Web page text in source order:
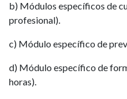
b) Módulos específicos de
profesional).
c) Módulo específico de
d) Módulo específico de
horas).